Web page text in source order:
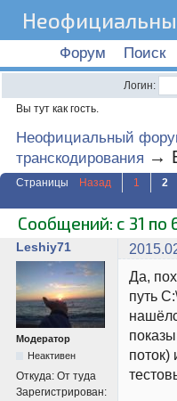
Форум Поиск
Логин:
Вы тут как гость.
Неофициальный
транскодирования →
Страницы Назад 1 2
Сообщений: с 31 по
Leshiy71
Модератор
Неактивен
Откуда: От туда
Зарегистрирован:
Да,
путь
поток)